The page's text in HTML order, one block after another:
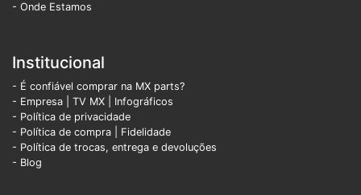
- Onde Estamos
Institucional
- É confiável comprar na MX parts?
- Empresa
TV MX
Infográficos
- Política de privacidade
- Política de compra | Fidelidade
- Política de trocas, entrega e devoluções
- Blog